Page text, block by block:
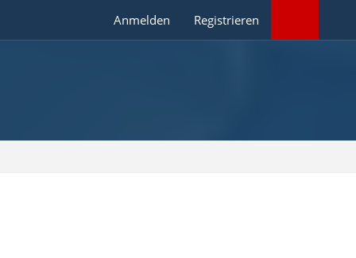
Anmelden Registrieren